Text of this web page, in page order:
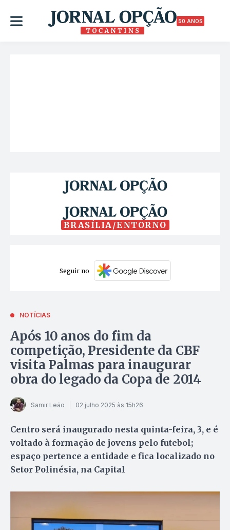
50 ANOS
BRASÍLIA/ENTORNO
Seguir no
NOTÍCIAS
Após 10 anos do fim da
competição, Presidente da CBF
visita Palmas para inaugurar
obra do legado da Copa de 2014
Samir Leão 02 julho 2025 às 15h26
Centro será inaugurado nesta quinta-feira, 3, e é
voltado à formação de jovens pelo futebol;
espaço pertence a entidade e fica localizado no
Setor Polinésia, na Capital